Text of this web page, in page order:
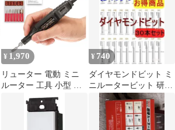
¥ 1,970
リューター 電動 ミニ
ルーター 工具 小型 ビ
ット セット 軽量 ペン
型 研磨 ネイル バリ取
¥ 740
ダイヤモンドビット ミ
ニルータービット 研磨
ビット 超硬バー リュー
タービット